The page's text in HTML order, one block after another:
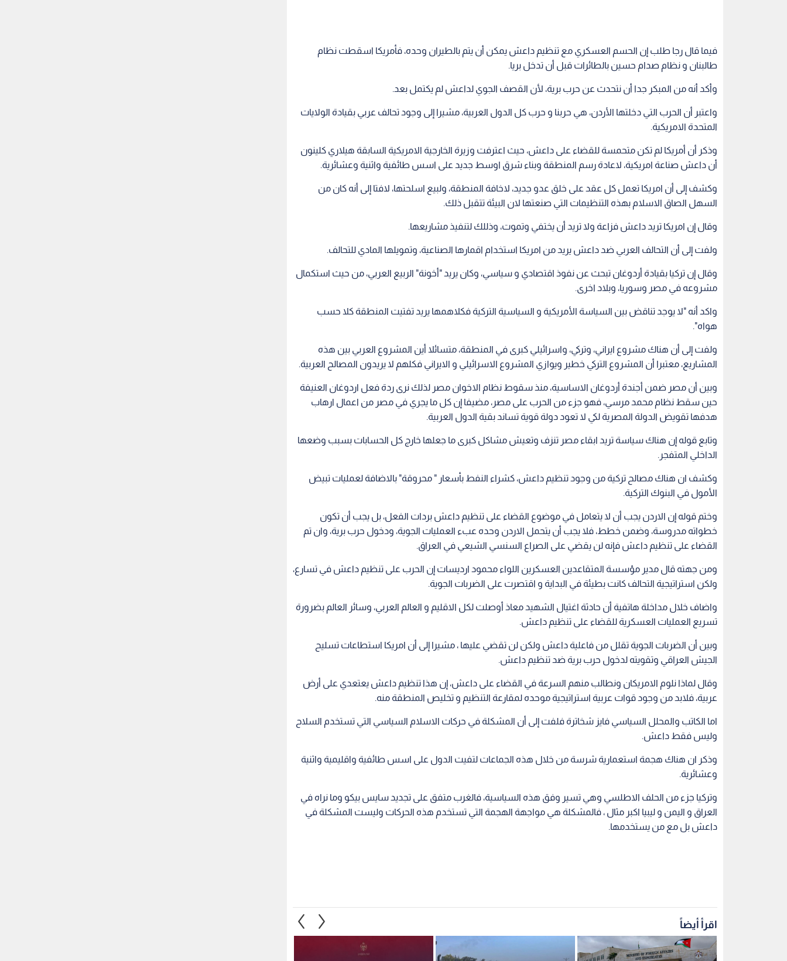
فيما قال رجا طلب إن الحسم العسكري مع تنظيم داعش يمكن أن يتم بالطيران وحده، فأمريكا اسقطت نظام
طالبنان و نظام صدام حسين بالطائرات قبل أن تدخل بريا.
وأكد أنه من المبكر جدا أن نتحدث عن حرب برية، لأن القصف الجوي لداعش لم يكتمل بعد.
واعتبر أن الحرب التي دخلتها الأردن، هي حربنا و حرب كل الدول العربية، مشيرا إلى وجود تحالف عربي بقيادة الولايات
المتحدة الامريكية.
وذكر أن أمريكا لم تكن متحمسة للقضاء على داعش، حيث اعترفت وزيرة الخارجية الامريكية السابقة هيلاري كلينون
أن داعش صناعة امريكية، لاعادة رسم المنطقة وبناء شرق اوسط جديد على اسس طائفية واثنية وعشائرية.
وكشف إلى أن امريكا تعمل كل عقد على خلق عدو جديد، لاخافة المنطقة، ولبيع اسلحتها، لافتا إلى أنه كان من
السهل الصاق الاسلام بهذه التنظيمات التي صنعتها لان البيئة تتقبل ذلك.
وقال إن امريكا تريد داعش فزاعة ولا تريد أن يختفي وتموت، وذللك لتنفيذ مشاريعها.
ولفت إلى أن التحالف العربي ضد داعش يريد من امريكا استخدام اقمارها الصناعية، وتمويلها المادي للتحالف.
وقال إن تركيا بقيادة أردوغان تبحث عن نفوذ اقتصادي و سياسي، وكان يريد "أخونة" الربيع العربي، من حيث استكمال
مشروعه في مصر وسوريا، وبلاد اخرى.
واكد أنه "لا يوجد تناقض بين السياسة الأمريكية و السياسية التركية فكلاهمها يريد تفتيت المنطقة كلا حسب
هواه".
ولفت إلى أن هناك مشروع ايراني، وتركي، واسرائيلي كبرى في المنطقة، متسائلا أين المشروع العربي بين هذه
المشاريع، معتبرا أن المشروع التركي خطير ويوازي المشروع الاسرائيلي و الايراني فكلهم لا يريدون المصالح العربية.
وبين أن مصر ضمن أجندة أردوغان الاساسية، منذ سقوط نظام الاخوان مصر لذلك نرى ردة فعل اردوغان العنيفة
حين سقط نظام محمد مرسي، فهو جزء من الحرب على مصر، مضيفا إن كل ما يجري في مصر من اعمال ارهاب
هدفها تقويض الدولة المصرية لكي لا تعود دولة قوية تساند بقية الدول العربية.
وتابع قوله إن هناك سياسة تريد ابقاء مصر تنزف وتعيش مشاكل كبرى ما جعلها خارج كل الحسابات بسبب وضعها
الداخلي المتفجر.
وكشف ان هناك مصالح تركية من وجود تنظيم داعش، كشراء النفط بأسعار " محروقة" بالاضافة لعمليات تبيض
الأمول في البنوك التركية.
وختم قوله إن الاردن يجب أن لا يتعامل في موضوع القضاء على تنظيم داعش بردات الفعل، بل يجب أن تكون
خطواته مدروسة، وضمن خطط، فلا يجب أن يتحمل الاردن وحده عبء العمليات الجوية، ودخول حرب برية، وان تم
القضاء على تنظيم داعش فإنه لن يقضي على الصراع السنسي الشيعي في العراق.
ومن جهته قال مدير مؤسسة المتقاعدين العسكرين اللواء محمود ارديسات إن الحرب على تنظيم داعش في تسارع،
ولكن استراتيجية التحالف كانت بطيئة في البداية و اقتصرت على الضربات الجوية.
واضاف خلال مداخلة هاتفية أن حادثة اغتيال الشهيد معاذ أوصلت لكل الاقليم و العالم العربي، وسائر العالم بضرورة
تسريع العمليات العسكرية للقضاء على تنظيم داعش.
وبين أن الضربات الجوية تقلل من فاعلية داعش ولكن لن تقضي عليها ، مشيرا إلى أن امريكا استطاعات تسليح
الجيش العراقي وتقويته لدخول حرب برية ضد تنظيم داعش.
وقال لماذا نلوم الامريكان ونطالب منهم السرعة في القضاء على داعش، إن هذا تنظيم داعش يعتعدي على أرض
عربية، فلابد من وجود قوات عربية استراتيجية موحده لمقارعة التنظيم و تخليص المنطقة منه.
اما الكاتب والمحلل السياسي فايز شخاترة فلفت إلى أن المشكلة في حركات الاسلام السياسي التي تستخدم السلاح
وليس فقط داعش.
وذكر ان هناك هجمة استعمارية شرسة من خلال هذه الجماعات لتفيت الدول على اسس طائفية واقليمية واثنية
وعشائرية.
وتركيا جزء من الحلف الاطلسي وهي تسير وفق هذه السياسية، فالغرب متفق على تجديد سايس بيكو وما نراه في
العراق و اليمن و ليبيا اكبر مثال ، فالمشكلة هي مواجهة الهجمة التي تستخدم هذه الحركات وليست المشكلة في
داعش بل مع من يستخدمها.
اقرأ أيضاً